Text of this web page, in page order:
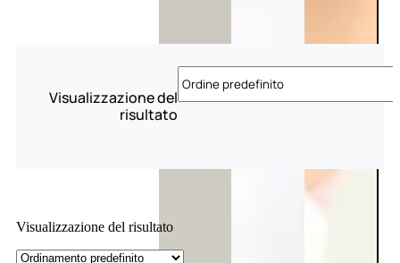
Visualizzazione del
risultato
Visualizzazione del risultato